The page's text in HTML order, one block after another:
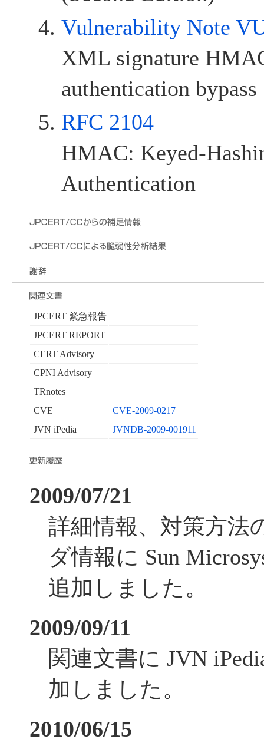
Vulnerability Note
XML signature
authentication bypass
RFC 2104
HMAC: Keyed-
Authentication
JPCERT 緊急報告
JPCERT REPORT
CERT Advisory
CPNI Advisory
TRnotes
CVE
CVE-2009-0217
JVN iPedia
JVNDB-2009-001911
2009/07/21
詳細情報、対策方法
ダ情報に Sun
追加しました。
2009/09/11
関連文書に JVN
加しました。
2010/06/15